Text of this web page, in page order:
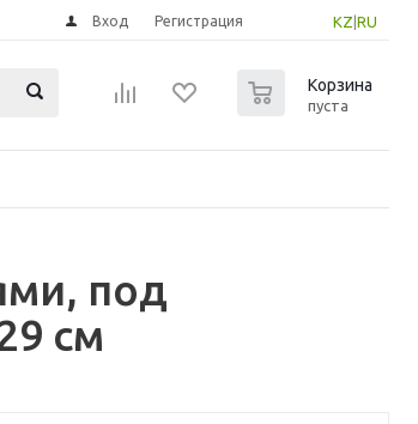
KZ RU
Вход Регистрация
Корзина
пуста
под
см